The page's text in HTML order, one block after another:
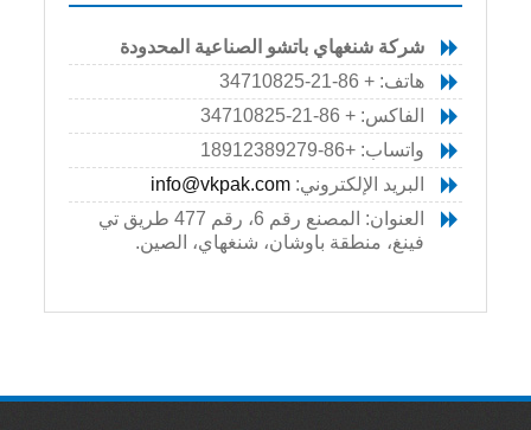
شركة شنغهاي باتشو الصناعية المحدودة
هاتف: + 86-21-34710825
الفاكس: + 86-21-34710825
واتساب: +86-18912389279
البريد الإلكتروني:info@vkpak.com
العنوان: المصنع رقم 6، رقم 477 طريق تي
فينغ، منطقة باوشان، شنغهاي، الصين.